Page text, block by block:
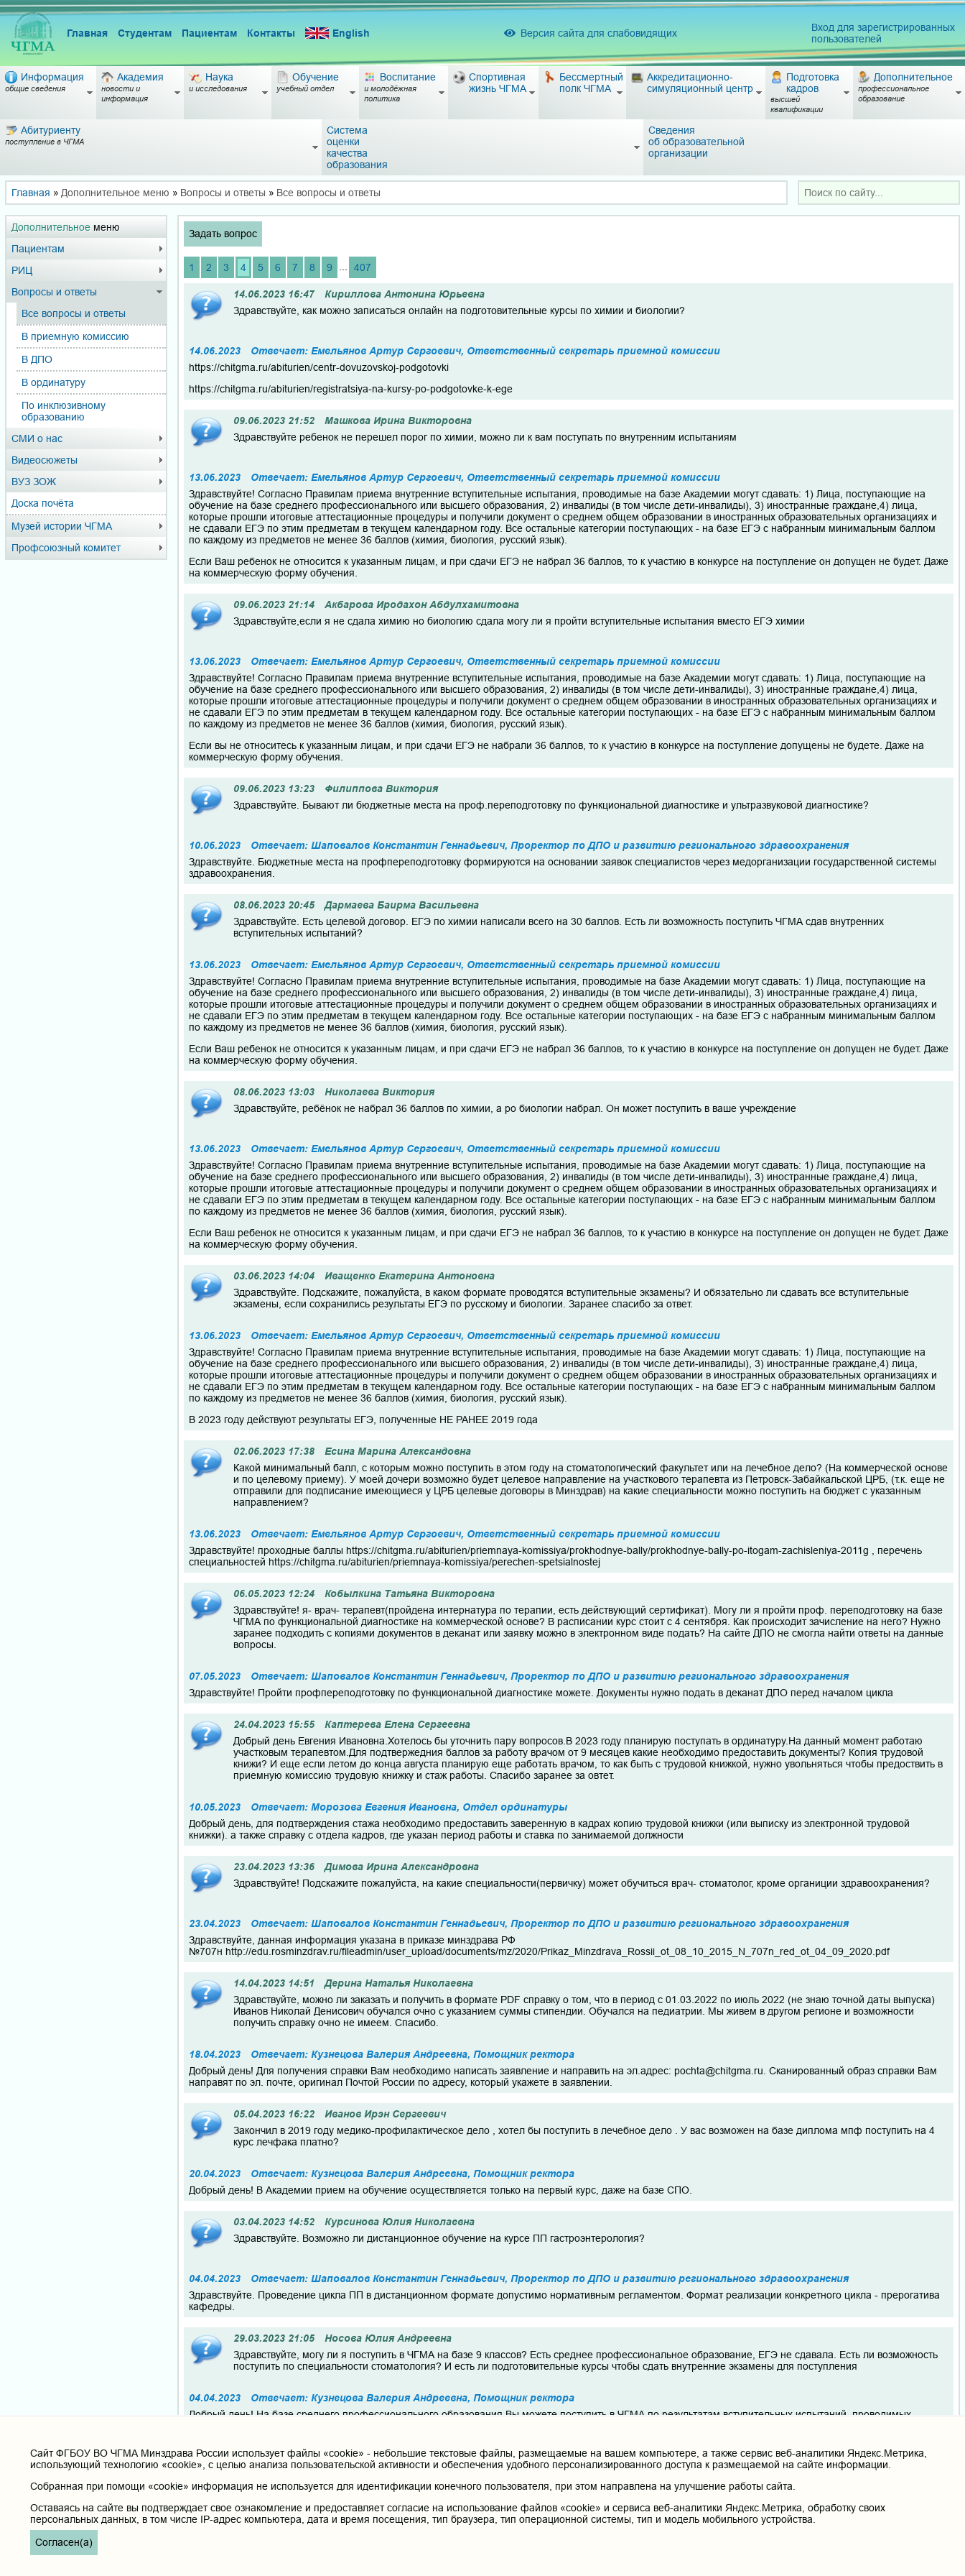
Главная Студентам Пациентам Контакты English Версия сайта для слабовидящих
Вход для зарегистрированных
пользователей
Информация
общие сведения
Академия
новости и
информация
Наука
и исследования
Обучение
учебный отдел
Воспитание
и молодёжная
политика
Спортивная
жизнь ЧГМА
Бессмертный
полк ЧГМА
Аккредитационно-
симуляционный центр
Подготовка
кадров
высшей
квалификации
Дополнительное
профессиональное
образование
Абитуриенту
поступление в ЧГМА
Система
оценки
качества
образования
Сведения
об образовательной
организации
Главная » Дополнительное меню » Вопросы и ответы » Все вопросы и ответы
Дополнительное меню
Пациентам
РИЦ
Вопросы и ответы
Все вопросы и ответы
В приемную комиссию
В ДПО
В ординатуру
По инклюзивному
образованию
СМИ о нас
Видеосюжеты
ВУЗ ЗОЖ
Доска почёта
Музей истории ЧГМА
Профсоюзный комитет
Задать вопрос
1 2 3 4 5 6 7 8 9 407
14.06.2023 16:47
Кириллова Антонина Юрьевна
Здравствуйте, как можно записаться онлайн на подготовительные курсы по химии и биологии?
14.06.2023
Отвечает: Емельянов Артур Сергоевич, Ответственный секретарь приемной комиссии
https://chitgma.ru/abiturien/centr-dovuzovskoj-podgotovki
https://chitgma.ru/abiturien/registratsiya-na-kursy-po-podgotovke-k-ege
09.06.2023 21:52
Машкова Ирина Викторовна
Здравствуйте ребенок не перешел порог по химии, можно ли к вам поступать по внутренним испытаниям
13.06.2023
Отвечает: Емельянов Артур Сергоевич, Ответственный секретарь приемной комиссии
Здравствуйте! Согласно Правилам приема внутренние вступительные испытания, проводимые на базе Академии могут сдавать: 1) Лица, поступающие на
обучение на базе среднего профессионального или высшего образования, 2) инвалиды (в том числе дети-инвалиды), 3) иностранные граждане,4) лица,
которые прошли итоговые аттестационные процедуры и получили документ о среднем общем образовании в иностранных образовательных организациях и
не сдавали ЕГЭ по этим предметам в текущем календарном году. Все остальные категории поступающих - на базе ЕГЭ с набранным минимальным баллом
по каждому из предметов не менее 36 баллов (химия, биология, русский язык).
Если Ваш ребенок не относится к указанным лицам, и при сдачи ЕГЭ не набрал 36 баллов, то к участию в конкурсе на поступление он допущен не будет. Даже
на коммерческую форму обучения.
09.06.2023 21:14
Акбарова Иродахон Абдулхамитовна
Здравствуйте,если я не сдала химию но биологию сдала могу ли я пройти вступительные испытания вместо ЕГЭ химии
13.06.2023
Отвечает: Емельянов Артур Сергоевич, Ответственный секретарь приемной комиссии
Здравствуйте! Согласно Правилам приема внутренние вступительные испытания, проводимые на базе Академии могут сдавать: 1) Лица, поступающие на
обучение на базе среднего профессионального или высшего образования, 2) инвалиды (в том числе дети-инвалиды), 3) иностранные граждане,4) лица,
которые прошли итоговые аттестационные процедуры и получили документ о среднем общем образовании в иностранных образовательных организациях и
не сдавали ЕГЭ по этим предметам в текущем календарном году. Все остальные категории поступающих - на базе ЕГЭ с набранным минимальным баллом
по каждому из предметов не менее 36 баллов (химия, биология, русский язык).
Если вы не относитесь к указанным лицам, и при сдачи ЕГЭ не набрали 36 баллов, то к участию в конкурсе на поступление допущены не будете. Даже на
коммерческую форму обучения.
09.06.2023 13:23
Филиппова Виктория
Здравствуйте. Бывают ли бюджетные места на проф.переподготовку по функциональной диагностике и ультразвуковой диагностике?
10.06.2023
Отвечает: Шаповалов Константин Геннадьевич, Проректор по ДПО и развитию регионального здравоохранения
Здравствуйте. Бюджетные места на профпереподготовку формируются на основании заявок специалистов через медорганизации государственной системы
здравоохранения.
08.06.2023 20:45
Дармаева Баирма Васильевна
Здравствуйте. Есть целевой договор. ЕГЭ по химии написали всего на 30 баллов. Есть ли возможность поступить ЧГМА сдав внутренних
вступительных испытаний?
13.06.2023
Отвечает: Емельянов Артур Сергоевич, Ответственный секретарь приемной комиссии
Здравствуйте! Согласно Правилам приема внутренние вступительные испытания, проводимые на базе Академии могут сдавать: 1) Лица, поступающие на
обучение на базе среднего профессионального или высшего образования, 2) инвалиды (в том числе дети-инвалиды), 3) иностранные граждане,4) лица,
которые прошли итоговые аттестационные процедуры и получили документ о среднем общем образовании в иностранных образовательных организациях и
не сдавали ЕГЭ по этим предметам в текущем календарном году. Все остальные категории поступающих - на базе ЕГЭ с набранным минимальным баллом
по каждому из предметов не менее 36 баллов (химия, биология, русский язык).
Если Ваш ребенок не относится к указанным лицам, и при сдачи ЕГЭ не набрал 36 баллов, то к участию в конкурсе на поступление он допущен не будет. Даже
на коммерческую форму обучения.
08.06.2023 13:03
Николаева Виктория
Здравствуйте, ребёнок не набрал 36 баллов по химии, а ро биологии набрал. Он может поступить в ваше учреждение
13.06.2023
Отвечает: Емельянов Артур Сергоевич, Ответственный секретарь приемной комиссии
Здравствуйте! Согласно Правилам приема внутренние вступительные испытания, проводимые на базе Академии могут сдавать: 1) Лица, поступающие на
обучение на базе среднего профессионального или высшего образования, 2) инвалиды (в том числе дети-инвалиды), 3) иностранные граждане,4) лица,
которые прошли итоговые аттестационные процедуры и получили документ о среднем общем образовании в иностранных образовательных организациях и
не сдавали ЕГЭ по этим предметам в текущем календарном году. Все остальные категории поступающих - на базе ЕГЭ с набранным минимальным баллом
по каждому из предметов не менее 36 баллов (химия, биология, русский язык).
Если Ваш ребенок не относится к указанным лицам, и при сдачи ЕГЭ не набрал 36 баллов, то к участию в конкурсе на поступление он допущен не будет. Даже
на коммерческую форму обучения.
03.06.2023 14:04
Иващенко Екатерина Антоновна
Здравствуйте. Подскажите, пожалуйста, в каком формате проводятся вступительные экзамены? И обязательно ли сдавать все вступительные
экзамены, если сохранились результаты ЕГЭ по русскому и биологии. Заранее спасибо за ответ.
13.06.2023
Отвечает: Емельянов Артур Сергоевич, Ответственный секретарь приемной комиссии
Здравствуйте! Согласно Правилам приема внутренние вступительные испытания, проводимые на базе Академии могут сдавать: 1) Лица, поступающие на
обучение на базе среднего профессионального или высшего образования, 2) инвалиды (в том числе дети-инвалиды), 3) иностранные граждане,4) лица,
которые прошли итоговые аттестационные процедуры и получили документ о среднем общем образовании в иностранных образовательных организациях и
не сдавали ЕГЭ по этим предметам в текущем календарном году. Все остальные категории поступающих - на базе ЕГЭ с набранным минимальным баллом
по каждому из предметов не менее 36 баллов (химия, биология, русский язык).
В 2023 году действуют результаты ЕГЭ, полученные НЕ РАНЕЕ 2019 года
02.06.2023 17:38
Есина Марина Александовна
Какой минимальный балл, с которым можно поступить в этом году на стоматологический факультет или на лечебное дело? (На коммерческой основе
и по целевому приему). У моей дочери возможно будет целевое направление на участкового терапевта из Петровск-Забайкальской ЦРБ, (т.к. еще не
отправили для подписание имеющиеся у ЦРБ целевые договоры в Минздрав) на какие специальности можно поступить на бюджет с указанным
направлением?
13.06.2023
Отвечает: Емельянов Артур Сергоевич, Ответственный секретарь приемной комиссии
Здравствуйте! проходные баллы https://chitgma.ru/abiturien/priemnaya-komissiya/prokhodnye-bally/prokhodnye-bally-po-itogam-zachisleniya-2011g , перечень
специальностей https://chitgma.ru/abiturien/priemnaya-komissiya/perechen-spetsialnostej
06.05.2023 12:24
Кобылкина Татьяна Викторовна
Здравствуйте! я- врач- терапевт(пройдена интернатура по терапии, есть действующий сертификат). Могу ли я пройти проф. переподготовку на базе
ЧГМА по функциональной диагностике на коммерческой основе? В расписании курс стоит с 4 сентября. Как происходит зачисление на него? Нужно
заранее подходить с копиями документов в деканат или заявку можно в электронном виде подать? На сайте ДПО не смогла найти ответы на данные
вопросы.
07.05.2023
Отвечает: Шаповалов Константин Геннадьевич, Проректор по ДПО и развитию регионального здравоохранения
Здравствуйте! Пройти профпереподготовку по функциональной диагностике можете. Документы нужно подать в деканат ДПО перед началом цикла
24.04.2023 15:55
Каптерева Елена Сергеевна
Добрый день Евгения Ивановна.Хотелось бы уточнить пару вопросов.В 2023 году планирую поступать в ординатуру.На данный момент работаю
участковым терапевтом.Для подтвержедния баллов за работу врачом от 9 месяцев какие необходимо предоставить документы? Копия трудовой
книжи? И еще если летом до конца августа планирую еще работать врачом, то как быть с трудовой книжкой, нужно увольняться чтобы предоствить в
приемную комиссию трудовую книжку и стаж работы. Спасибо заранее за овтет.
10.05.2023
Отвечает: Морозова Евгения Ивановна, Отдел ординатуры
Добрый день, для подтверждения стажа необходимо предоставить заверенную в кадрах копию трудовой книжки (или выписку из электронной трудовой
книжки). а также справку с отдела кадров, где указан период работы и ставка по занимаемой должности
23.04.2023 13:36
Димова Ирина Александровна
Здравствуйте! Подскажите пожалуйста, на какие специальности(первичку) может обучиться врач- стоматолог, кроме органиции здравоохранения?
23.04.2023
Отвечает: Шаповалов Константин Геннадьевич, Проректор по ДПО и развитию регионального здравоохранения
Здравствуйте, данная информация указана в приказе минздрава РФ
№707н http://edu.rosminzdrav.ru/fileadmin/user_upload/documents/mz/2020/Prikaz_Minzdrava_Rossii_ot_08_10_2015_N_707n_red_ot_04_09_2020.pdf
14.04.2023 14:51
Дерина Наталья Николаевна
Здравствуйте, можно ли заказать и получить в формате PDF справку о том, что в период с 01.03.2022 по июль 2022 (не знаю точной даты выпуска)
Иванов Николай Денисович обучался очно с указанием суммы стипендии. Обучался на педиатрии. Мы живем в другом регионе и возможности
получить справку очно не имеем. Спасибо.
18.04.2023
Отвечает: Кузнецова Валерия Андреевна, Помощник ректора
Добрый день! Для получения справки Вам необходимо написать заявление и направить на эл.адрес: pochta@chitgma.ru. Сканированный образ справки Вам
направят по эл. почте, оригинал Почтой России по адресу, который укажете в заявлении.
05.04.2023 16:22
Иванов Ирэн Сергеевич
Закончил в 2019 году медико-профилактическое дело , хотел бы поступить в лечебное дело . У вас возможен на базе диплома мпф поступить на 4
курс лечфака платно?
20.04.2023
Отвечает: Кузнецова Валерия Андреевна, Помощник ректора
Добрый день! В Академии прием на обучение осуществляется только на первый курс, даже на базе СПО.
03.04.2023 14:52
Курсинова Юлия Николаевна
Здравствуйте. Возможно ли дистанционное обучение на курсе ПП гастроэнтерология?
04.04.2023
Отвечает: Шаповалов Константин Геннадьевич, Проректор по ДПО и развитию регионального здравоохранения
Здравствуйте. Проведение цикла ПП в дистанционном формате допустимо нормативным регламентом. Формат реализации конкретного цикла - прерогатива
кафедры.
29.03.2023 21:05
Носова Юлия Андреевна
Здравствуйте, могу ли я поступить в ЧГМА на базе 9 классов? Есть среднее профессиональное образование, ЕГЭ не сдавала. Есть ли возможность
поступить по специальности стоматология? И есть ли подготовительные курсы чтобы сдать внутренние экзамены для поступления
04.04.2023
Отвечает: Кузнецова Валерия Андреевна, Помощник ректора
Добрый день! На базе среднего профессионального образования Вы можете поступить в ЧГМА по результатам вступительных испытаний, проводимых
В ЧГМА проводятся 2-х недельные курсы подготовки к внутренним вступительным испытаниям по химии, биологии и русскому языку для абитуриентов,
имеющих СПО.
27.03.2023 14:17
Чой Люк
Здравствуйте! Я гражданин Республики Корея, окончил в Москве лечебный факультет в 2017 году, сдал первичную аккредитацию и получил
специальность "врач-участковый терапевт", в прошлом году срок действия аккредитации истек. Прошлые 6 лет работал не по специальности, сейчас
Cайт ФГБОУ ВО ЧГМА Минздрава России использует файлы «cookie» - небольшие текстовые файлы, размещаемые на вашем компьютере, а также сервис веб-аналитики Яндекс.Метрика,
использующий технологию «cookie», с целью анализа пользовательской активности и обеспечения удобного персонализированного доступа к размещаемой на сайте информации.
Собранная при помощи «cookie» информация не используется для идентификации конечного пользователя, при этом направлена на улучшение работы сайта.
Оставаясь на сайте вы подтверждает свое ознакомление и предоставляет согласие на использование файлов «cookie» и сервиса веб-аналитики Яндекс.Метрика, обработку своих
персональных данных, в том числе IP-адрес компьютера, дата и время посещения, тип браузера, тип операционной системы, тип и модель мобильного устройства.
Согласен(а)